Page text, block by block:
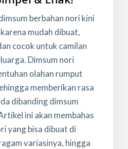
berbahan nori kini
mudah dibuat,
cocok untuk camilan
Dimsum nori
olahan rumput
memberikan rasa
dibanding dimsum
ini akan membahas
yang bisa dibuat di
variasinya, hingga